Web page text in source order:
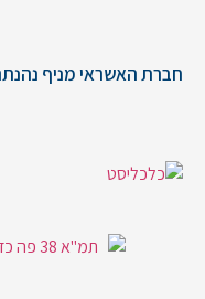
חברת האשראי מניף